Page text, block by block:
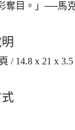
目。」──馬克
/ 14.8 x 21 x